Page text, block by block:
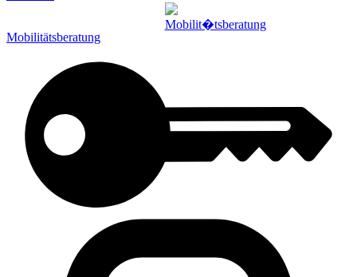
Mobilitätsberatung